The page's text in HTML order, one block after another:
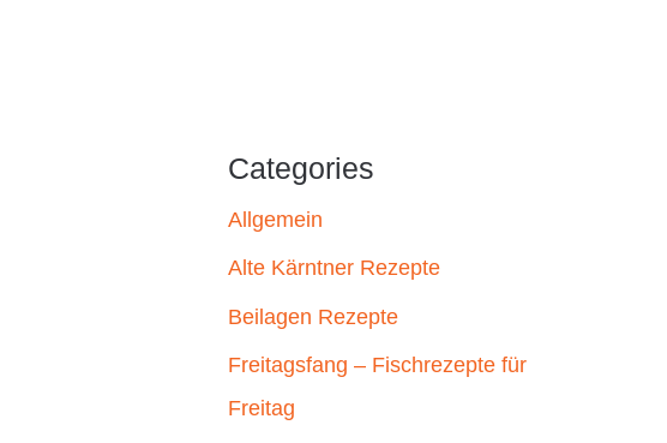
Categories
Allgemein
Alte Kärntner Rezepte
Beilagen Rezepte
Freitagsfang – Fischrezepte für
Freitag